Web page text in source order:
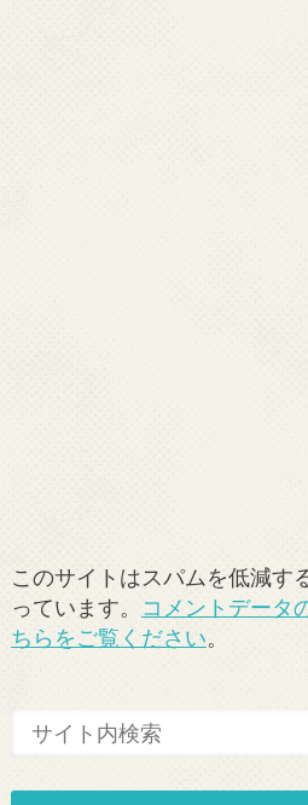
このサイトはスパムを低減す
っています。 コメントデータ
ちらをご覧ください。